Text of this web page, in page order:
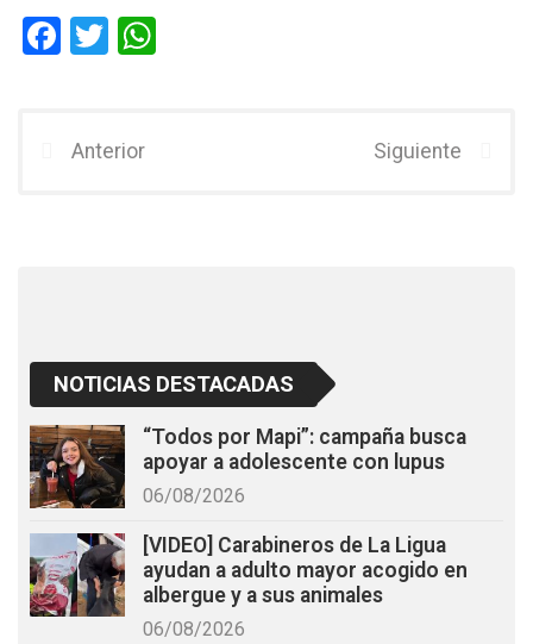
F
b
T
er
Anterior Siguiente
NOTICIAS DESTACADAS
“Todos por Mapi”: campaña busca
apoyar a adolescente con lupus
06/08/2026
[VIDEO] Carabineros de La Ligua
ayudan a adulto mayor acogido en
albergue y a sus animales
06/08/2026